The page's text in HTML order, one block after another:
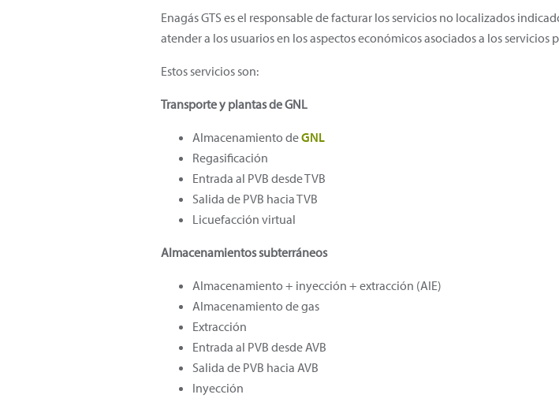
Enagás GTS es el responsable de facturar los servicios no localizados
atender a los usuarios en los aspectos económicos asociados a los servicios
Estos servicios son:
Transporte y plantas de GNL
Almacenamiento deGNL
Regasificación
Entrada al PVB desde TVB
Salida de PVB hacia TVB
Licuefacción virtual
Almacenamientos subterráneos
Almacenamiento + inyección + extracción (AIE)
Almacenamiento de gas
Extracción
Entrada al PVB desde AVB
Salida de PVB hacia AVB
Inyección